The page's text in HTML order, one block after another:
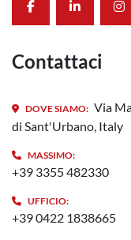
facebooklinkedin
Contattaci
DOVE SIAMO: Via
di Sant'Urbano, Italy
MASSIMO:
+39 3355 482330
UFFICIO:
+39 0422 1838665